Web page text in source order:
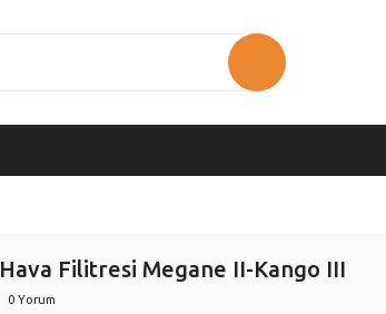
Hava Filitresi Megane II-Kango III
0 Yorum